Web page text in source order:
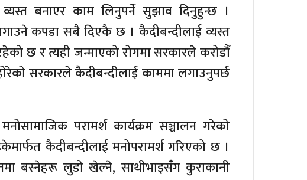
बनाएर काम लिनुपर्ने सुझाव दिनुहुन्छ ।
कपडा सबै दिएकै छ । कैदीबन्दीलाई व्यस्त
छ र त्यही जन्माएको रोगमा सरकारले करोडौँ
सरकारले कैदीबन्दीलाई काममा लगाउनुपर्छ
परामर्श कार्यक्रम सञ्चालन गरेको
कैदीबन्दीलाई मनोपरामर्श गरिएको छ ।
बस्नेहरू लुडो खेल्ने, साथीभाइसँंग कुराकानी